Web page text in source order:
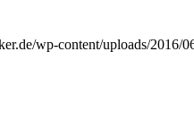
wp-content/uploads/2016/